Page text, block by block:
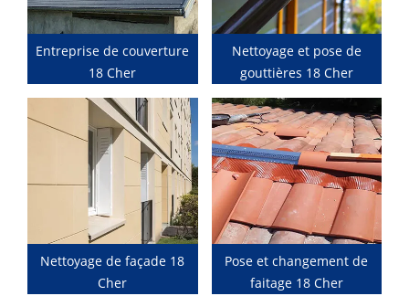
Entreprise de couverture
18 Cher
Nettoyage et pose de
gouttières 18 Cher
Nettoyage de façade 18
Cher
Pose et changement de
faitage 18 Cher